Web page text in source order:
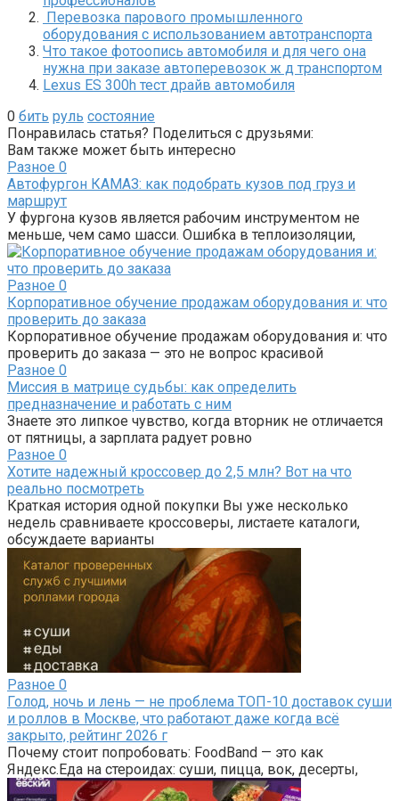
Перевозка парового промышленного
оборудования с использованием автотранспорта
Что такое фотоопись автомобиля и для чего она
нужна при заказе автоперевозок ж д транспортом
Lexus ES 300h тест драйв автомобиля
0 бить руль состояние
Понравилась статья? Поделиться с друзьями:
Вам также может быть интересно
Разное 0
Автофургон КАМАЗ: как подобрать кузов под груз и
маршрут
У фургона кузов является рабочим инструментом не
меньше, чем само шасси. Ошибка в теплоизоляции,
Разное 0
Корпоративное обучение продажам оборудования и: что
проверить до заказа
Корпоративное обучение продажам оборудования и: что
проверить до заказа — это не вопрос красивой
Разное 0
Миссия в матрице судьбы: как определить
предназначение и работать с ним
Знаете это липкое чувство, когда вторник не отличается
от пятницы, а зарплата радует ровно
Разное 0
Хотите надежный кроссовер до 2,5 млн? Вот на что
реально посмотреть
Краткая история одной покупки Вы уже несколько
недель сравниваете кроссоверы, листаете каталоги,
обсуждаете варианты
Разное 0
Голод, ночь и лень — не проблема ТОП-10 доставок суши
и роллов в Москве, что работают даже когда всё
закрыто, рейтинг 2026 г
Почему стоит попробовать: FoodBand — это как
Яндекс.Еда на стероидах: суши, пицца, вок, десерты,